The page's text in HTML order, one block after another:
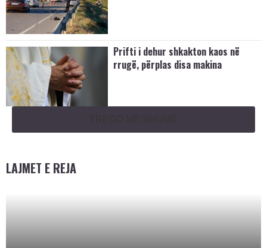
Prifti i dehur shkakton kaos në
rrugë, përplas disa makina
LAJMET E REJA